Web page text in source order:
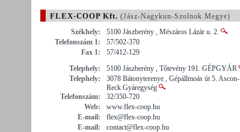
FLEX-COOP Kft. (Jász-Nagykun-Szolnok Megye)
Székhely:
5100 Jászberény , Mészáros Lázár u. 2.
Telefonszám 1:
57/502-370
Fax 1:
57/412-129
Telephely:
5100 Jászberény , Tőtevény 191. GÉPGYÁR
Telephely:
3078 Bátonyterenye , Gépállmoás út 5. Ascon-
Reck Gyáregység
Telefonszám:
32/350-720
Web:
www.flex-coop.hu
E-mail:
flex@flex-coop.hu
E-mail:
contact@flex-coop.hu